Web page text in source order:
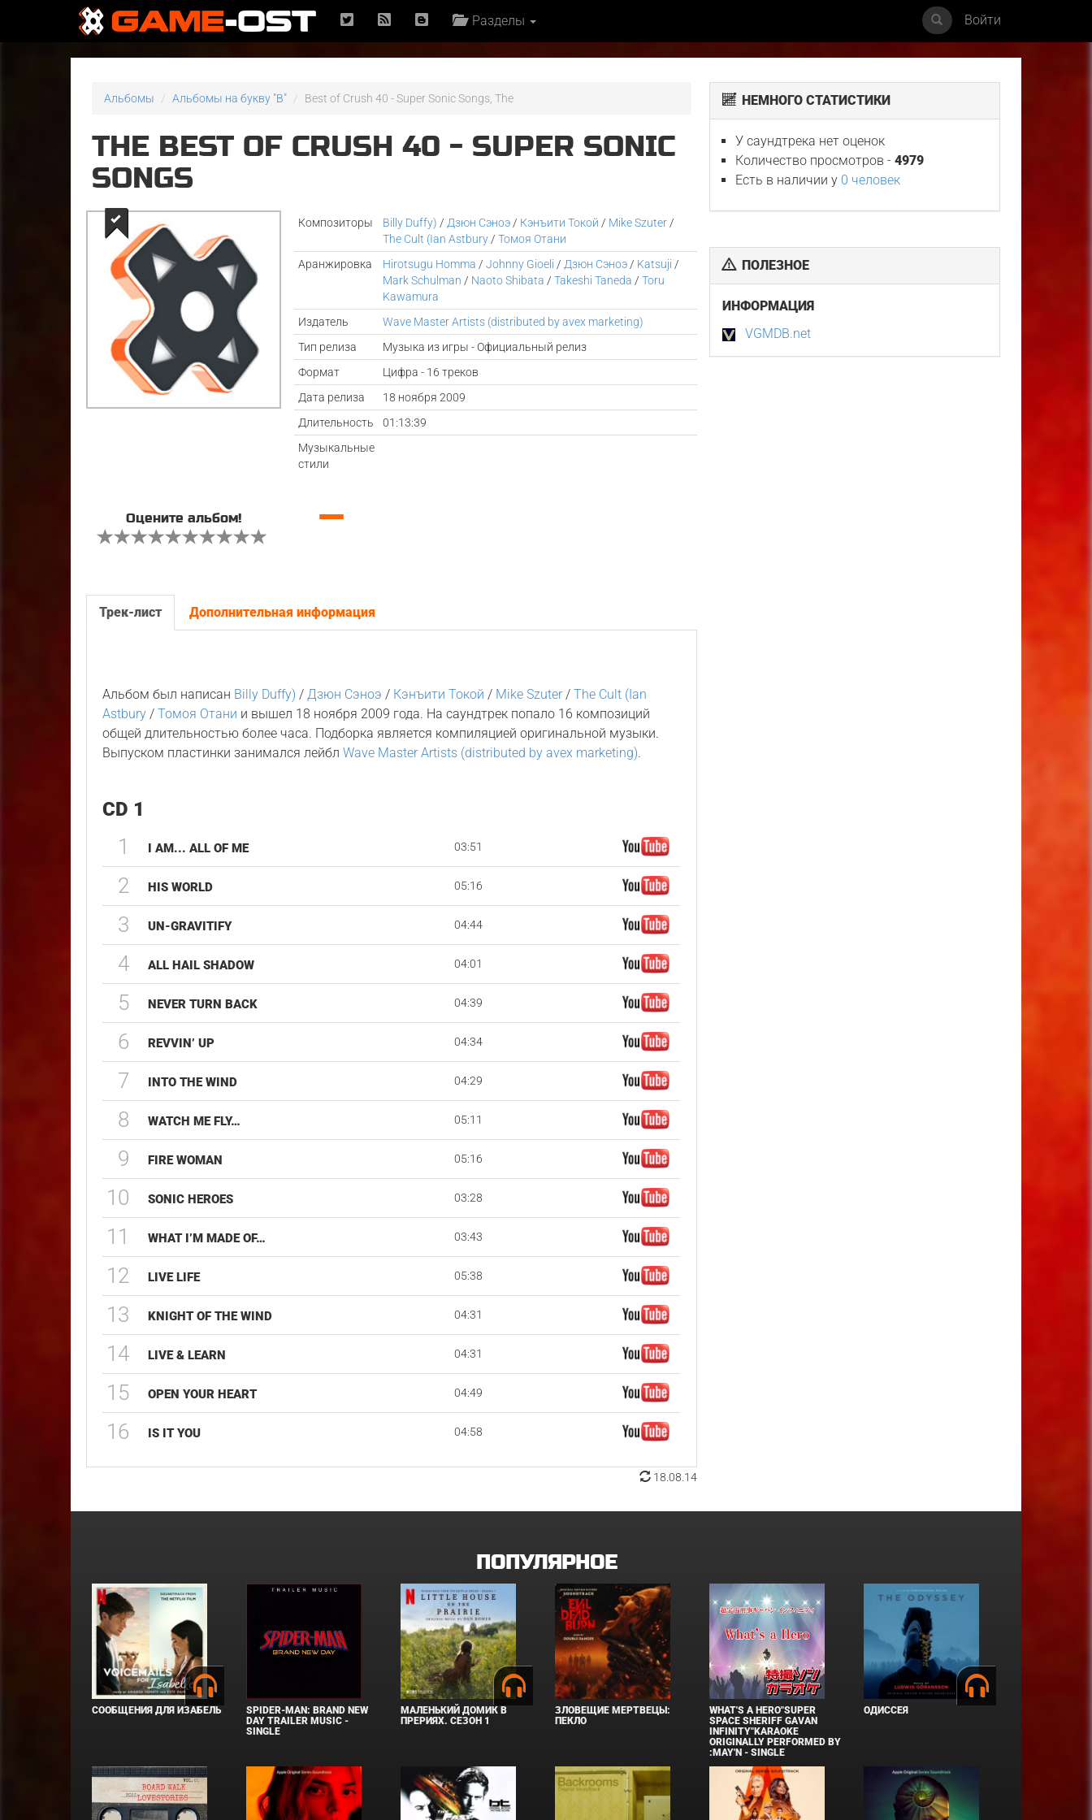
Разделы Войти
Альбомы Альбомы на букву "B" Best of Crush 40 - Super Sonic Songs, The
THE BEST OF CRUSH 40 - SUPER SONIC
SONGS
Композиторы Billy Duffy) / Дзюн Сэноэ/ Кэнъити Токой / Mike Szuter/
The Cult (Ian Astbury/ Томоя Отани
Аранжировка
Hirotsugu Homma / Johnny Gioeli / Дзюн Сэноэ/ Katsuji /
Mark Schulman / Naoto Shibata / Takeshi Taneda / Toru
Kawamura
Издатель
Wave Master Artists (distributed by avex marketing)
Тип релиза
Музыка из игры - Официальный релиз
Формат
Цифра - 16 треков
Дата релиза
18 ноября 2009
Длительность
01:13:39
Музыкальные
стили
Оцените альбом! —
Трек-лист Дополнительная информация
Альбом был написан Billy Duffy) /Дзюн Сэноэ / Кэнъити Токой / Mike Szuter /The Cult (Ian
Astbury /Томоя Отани и вышел 18 ноября 2009 года. На саундтрек попало 16 композиций
общей длительностью более часа. Подборка является компиляцией оригинальной музыки.
Выпуском пластинки занимался лейблWave Master Artists (distributed by avex marketing).
CD 1
1 I AM... ALL OF ME 03:51
2 HIS WORLD 05:16
3 UN-GRAVITIFY 04:44
4 ALL HAIL SHADOW 04:01
5 NEVER TURN BACK 04:39
6 REVVIN’ UP 04:34
7 INTO THE WIND 04:29
8 WATCH ME FLY… 05:11
9 FIRE WOMAN 05:16
10 SONIC HEROES 03:28
11 WHAT I’M MADE OF… 03:43
12 LIVE LIFE 05:38
13 KNIGHT OF THE WIND 04:31
14 LIVE & LEARN 04:31
15 OPEN YOUR HEART 04:49
16 IS IT YOU 04:58
18.08.14
НЕМНОГО СТАТИСТИКИ
У саундтрека нет оценок
Количество просмотров -4979
Есть в наличии у 0 человек
ПОЛЕЗНОЕ
ИНФОРМАЦИЯ
VGMDB.net
ПОПУЛЯРНОЕ
СООБЩЕНИЯ ДЛЯ ИЗАБЕЛЬ
SPIDER-MAN: BRAND NEW
DAY TRAILER MUSIC -
SINGLE
МАЛЕНЬКИЙ ДОМИК В
ПРЕРИЯХ. СЕЗОН 1
ЗЛОВЕЩИЕ МЕРТВЕЦЫ:
ПЕКЛО
WHAT'S A HERO"SUPER
SPACE SHERIFF GAVAN
INFINITY"KARAOKE
ORIGINALLY PERFORMED BY
:MAY'N - SINGLE
ОДИССЕЯ